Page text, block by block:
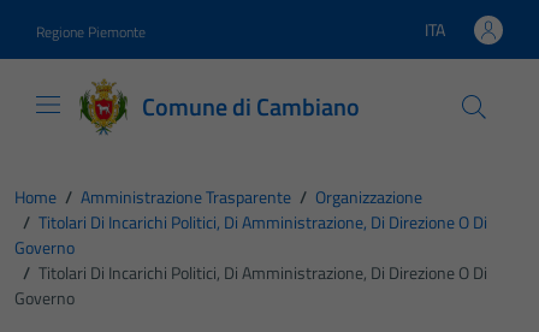
Regione Piemonte Lingua attiva:
ITA
Comune di Cambiano
Home / Amministrazione Trasparente / Organizzazione
/ Titolari Di Incarichi Politici, Di Amministrazione, Di Direzione O Di
Governo
/ Titolari Di Incarichi Politici, Di Amministrazione, Di Direzione O Di
Governo